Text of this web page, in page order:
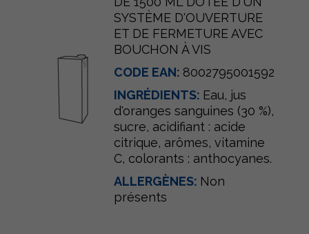
SYSTÈME D'OUVERTURE
ET DE FERMETURE AVEC
BOUCHON À VIS
CODE EAN: 8002795001592
INGRÉDIENTS: Eau, jus
d'oranges sanguines (30 %),
sucre, acidifiant : acide
citrique, arômes, vitamine
C, colorants : anthocyanes.
ALLERGÈNES: Non
présents